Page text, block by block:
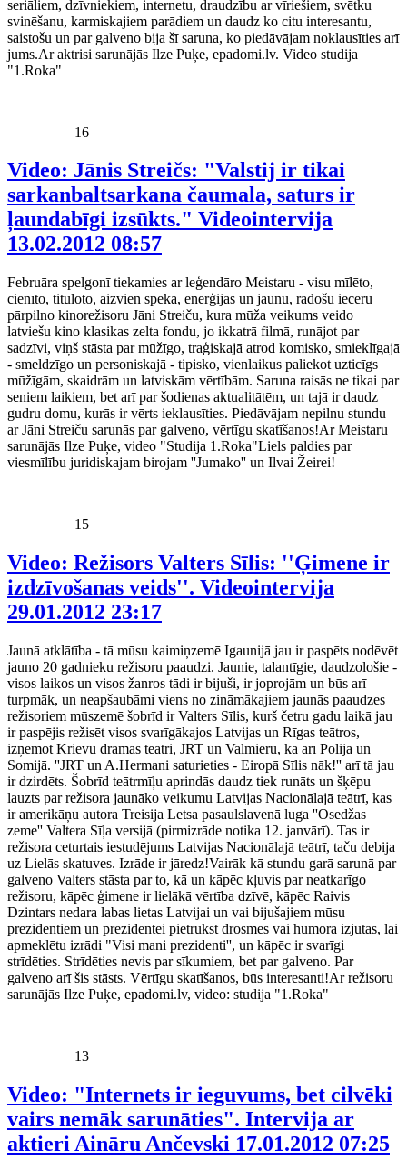
seriāliem, dzīvniekiem, internetu, draudzību ar vīriešiem, svētku
svinēšanu, karmiskajiem parādiem un daudz ko citu interesantu,
saistošu un par galveno bija šī saruna, ko piedāvājam noklausīties arī
jums.Ar aktrisi sarunājās Ilze Puķe, epadomi.lv. Video studija
"1.Roka"
16
Video: Jānis Streičs: "Valstij ir tikai
sarkanbaltsarkana čaumala, saturs ir
ļaundabīgi izsūkts." Videointervija
13.02.2012 08:57
Februāra spelgonī tiekamies ar leģendāro Meistaru - visu mīlēto,
cienīto, tituloto, aizvien spēka, enerģijas un jaunu, radošu ieceru
pārpilno kinorežisoru Jāni Streiču, kura mūža veikums veido
latviešu kino klasikas zelta fondu, jo ikkatrā filmā, runājot par
sadzīvi, viņš stāsta par mūžīgo, traģiskajā atrod komisko, smieklīgajā
- smeldzīgo un personiskajā - tipisko, vienlaikus paliekot uzticīgs
mūžīgām, skaidrām un latviskām vērtībām. Saruna raisās ne tikai par
seniem laikiem, bet arī par šodienas aktualitātēm, un tajā ir daudz
gudru domu, kurās ir vērts ieklausīties. Piedāvājam nepilnu stundu
ar Jāni Streiču sarunās par galveno, vērtīgu skatīšanos!Ar Meistaru
sarunājās Ilze Puķe, video "Studija 1.Roka"Liels paldies par
viesmīlību juridiskajam birojam ''Jumako'' un Ilvai Žeirei!
15
Video: Režisors Valters Sīlis: ''Ģimene ir
izdzīvošanas veids''. Videointervija
29.01.2012 23:17
Jaunā atklātība - tā mūsu kaimiņzemē Igaunijā jau ir paspēts nodēvēt
jauno 20 gadnieku režisoru paaudzi. Jaunie, talantīgie, daudzološie -
visos laikos un visos žanros tādi ir bijuši, ir joprojām un būs arī
turpmāk, un neapšaubāmi viens no zināmākajiem jaunās paaudzes
režisoriem mūszemē šobrīd ir Valters Sīlis, kurš četru gadu laikā jau
ir paspējis režisēt visos svarīgākajos Latvijas un Rīgas teātros,
izņemot Krievu drāmas teātri, JRT un Valmieru, kā arī Polijā un
Somijā. ''JRT un A.Hermani saturieties - Eiropā Sīlis nāk!'' arī tā jau
ir dzirdēts. Šobrīd teātrmīļu aprindās daudz tiek runāts un šķēpu
lauzts par režisora jaunāko veikumu Latvijas Nacionālajā teātrī, kas
ir amerikāņu autora Treisija Letsa pasaulslavenā luga ''Osedžas
zeme'' Valtera Sīļa versijā (pirmizrāde notika 12. janvārī). Tas ir
režisora ceturtais iestudējums Latvijas Nacionālajā teātrī, taču debija
uz Lielās skatuves. Izrāde ir jāredz!Vairāk kā stundu garā sarunā par
galveno Valters stāsta par to, kā un kāpēc kļuvis par neatkarīgo
režisoru, kāpēc ģimene ir lielākā vērtība dzīvē, kāpēc Raivis
Dzintars nedara labas lietas Latvijai un vai bijušajiem mūsu
prezidentiem un prezidentei pietrūkst drosmes vai humora izjūtas, lai
apmeklētu izrādi "Visi mani prezidenti'', un kāpēc ir svarīgi
strīdēties. Strīdēties nevis par sīkumiem, bet par galveno. Par
galveno arī šis stāsts. Vērtīgu skatīšanos, būs interesanti!Ar režisoru
sarunājās Ilze Puķe, epadomi.lv, video: studija "1.Roka"
13
Video: "Internets ir ieguvums, bet cilvēki
vairs nemāk sarunāties". Intervija ar
aktieri Aināru Ančevski 17.01.2012 07:25